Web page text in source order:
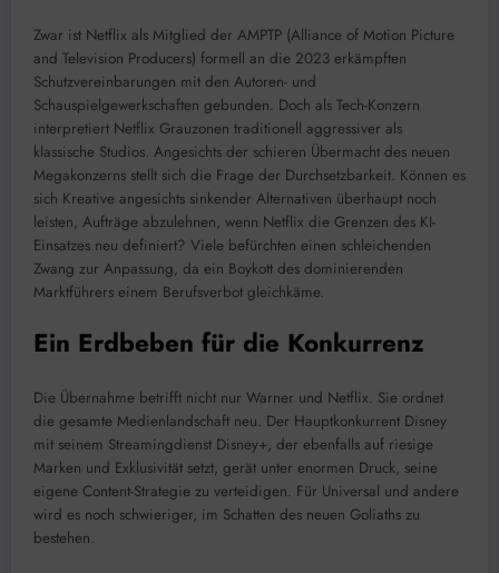
Zwar ist Netflix als Mitglied der AMPTP (Alliance of Motion Picture
and Television Producers) formell an die 2023 erkämpften
Schutzvereinbarungen mit den Autoren- und
Schauspielgewerkschaften gebunden. Doch als Tech-Konzern
interpretiert Netflix Grauzonen traditionell aggressiver als
klassische Studios. Angesichts der schieren Übermacht des neuen
Megakonzerns stellt sich die Frage der Durchsetzbarkeit. Können es
sich Kreative angesichts sinkender Alternativen überhaupt noch
leisten, Aufträge abzulehnen, wenn Netflix die Grenzen des KI-
Einsatzes neu definiert? Viele befürchten einen schleichenden
Zwang zur Anpassung, da ein Boykott des dominierenden
Marktführers einem Berufsverbot gleichkäme.
Ein Erdbeben für die Konkurrenz
Die Übernahme betrifft nicht nur Warner und Netflix. Sie ordnet
die gesamte Medienlandschaft neu. Der Hauptkonkurrent Disney
mit seinem Streamingdienst Disney+, der ebenfalls auf riesige
Marken und Exklusivität setzt, gerät unter enormen Druck, seine
eigene Content-Strategie zu verteidigen. Für Universal und andere
wird es noch schwieriger, im Schatten des neuen Goliaths zu
bestehen.